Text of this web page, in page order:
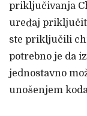
priključivanja
uređaj
ste priključili
potrebno je da
jednostavno
unošenjem